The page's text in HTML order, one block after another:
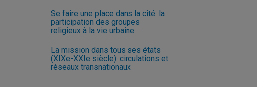
Se faire une place dans la cité: la
participation des groupes
religieux à la vie urbaine
La mission dans tous ses états
(XIXe-XXIe siècle): circulations et
réseaux transnationaux